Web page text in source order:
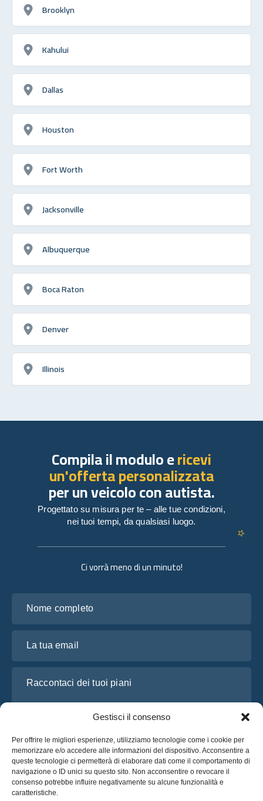
Gestisci il consenso
Per offrire le migliori esperienze, utilizziamo tecnologie come i cookie per
memorizzare e/o accedere alle informazioni del dispositivo. Acconsentire a
queste tecnologie ci permetterà di elaborare dati come il comportamento di
navigazione o ID unici su questo sito. Non acconsentire o revocare il
consenso potrebbe influire negativamente su alcune funzionalità e
caratteristiche.
Brooklyn
Kahului
Dallas
Houston
Fort Worth
Jacksonville
Albuquerque
Boca Raton
Denver
Illinois
Ci vorrà meno di un minuto!
Ho letto e accetto l’
Compila il modulo ericevi
un'offerta personalizzata
per un veicolo con autista.
Progettato su misura per te – alle tue condizioni,
nei tuoi tempi, da qualsiasi luogo.